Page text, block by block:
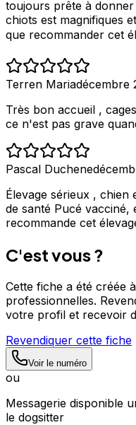
toujours prête à
chiots est magnifiques
que recommander cet
Terren Mariadécembre
Très bon accueil ,
ce n'est pas grave
Pascal Duchene
Élevage sérieux , chien
de santé Pucé
recommande cet
C'est vous ?
Cette fiche a été créée
professionnelles.
votre profil et recevoir
Revendiquer cette fiche
Voir le numéro
ou
Messagerie disponible
le dogsitter